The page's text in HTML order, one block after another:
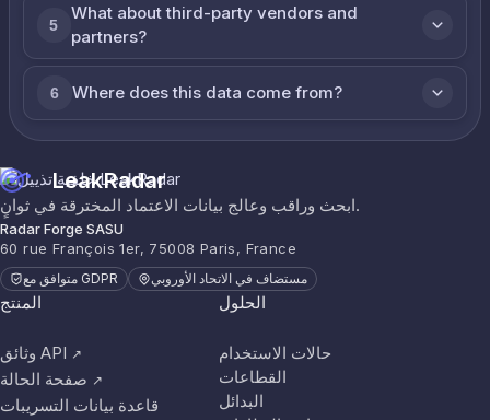
5
What about third-party vendors and
partners?
6 Where does this data come from?
LeakRadar
ابحث وراقب وعالج بيانات الاعتماد المخترقة في ثوانٍ.
Radar Forge SASU
60 rue François 1er, 75008 Paris, France
متوافق مع GDPR مستضاف في الاتحاد الأوروبي
المنتج
وثائق API ↗
صفحة الحالة ↗
قاعدة بيانات التسريبات
الحلول
حالات الاستخدام
القطاعات
البدائل